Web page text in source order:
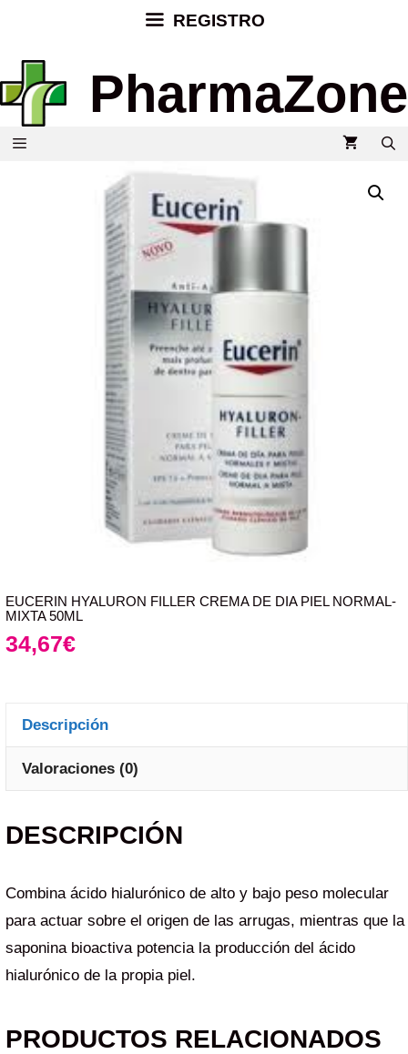
REGISTRO
PharmaZone
EUCERIN HYALURON FILLER CREMA DE DIA PIEL NORMAL-
MIXTA 50ML
34,67€
Descripción
Valoraciones (0)
DESCRIPCIÓN
Combina ácido hialurónico de alto y bajo peso molecular
para actuar sobre el origen de las arrugas, mientras que la
saponina bioactiva potencia la producción del ácido
hialurónico de la propia piel.
PRODUCTOS RELACIONADOS